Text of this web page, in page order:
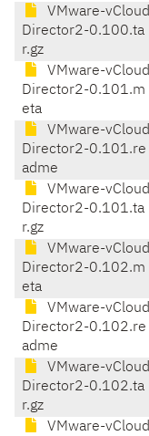
VMware-vCloud
Director2-0.100.ta
r.gz
VMware-vCloud
Director2-0.101.m
eta
VMware-vCloud
Director2-0.101.re
adme
VMware-vCloud
Director2-0.101.ta
r.gz
VMware-vCloud
Director2-0.102.m
eta
VMware-vCloud
Director2-0.102.re
adme
VMware-vCloud
Director2-0.102.ta
r.gz
VMware-vCloud